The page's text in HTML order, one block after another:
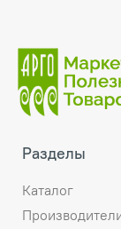
Разделы
Каталог